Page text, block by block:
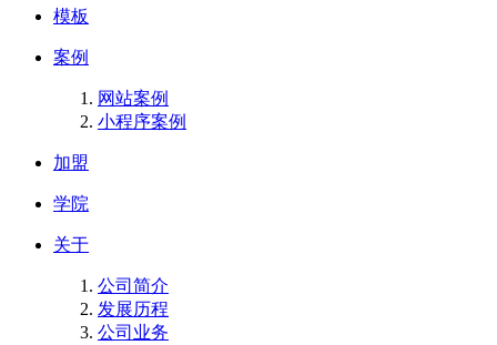
模板
案例
网站案例
小程序案例
加盟
学院
关于
公司简介
发展历程
公司业务